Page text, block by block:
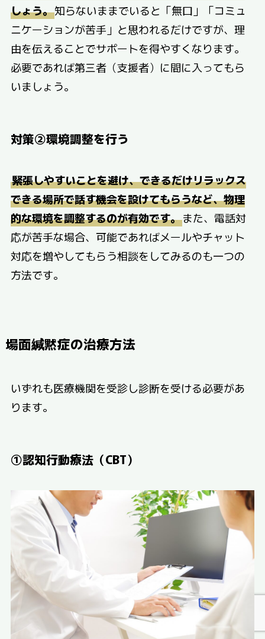
しょう。知らないままでいると「無口」「コミュ
ニケーションが苦手」と思われるだけですが、理
由を伝えることでサポートを得やすくなります。
必要であれば第三者（支援者）に間に入ってもら
いましょう。
対策②環境調整を行う
緊張しやすいことを避け、できるだけリラックス
できる場所で話す機会を設けてもらうなど、物理
的な環境を調整するのが有効です。また、電話対
応が苦手な場合、可能であればメールやチャット
対応を増やしてもらう相談をしてみるのも一つの
方法です。
場面緘黙症の治療方法
いずれも医療機関を受診し診断を受ける必要があ
ります。
①認知行動療法（CBT）